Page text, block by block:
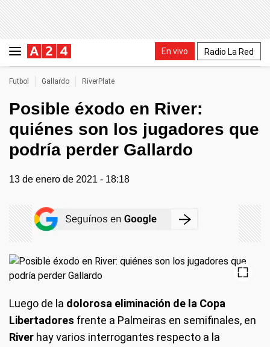
En vivo Radio La Red
Futbol Gallardo RiverPlate
Posible éxodo en River:
quiénes son los jugadores que
podría perder Gallardo
13 de enero de 2021 - 18:18
Luego de la dolorosa eliminación de la Copa
Libertadores frente a Palmeiras en semifinales, en
River hay varios interrogantes respecto a la